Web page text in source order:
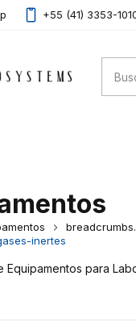
+55 (41) 3353-
inertes
Equipamentos para